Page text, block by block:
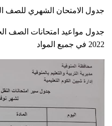
جدول الامتحان الشهري للصف
جدول مواعيد امتحانات الصف
2022 في جميع المواد